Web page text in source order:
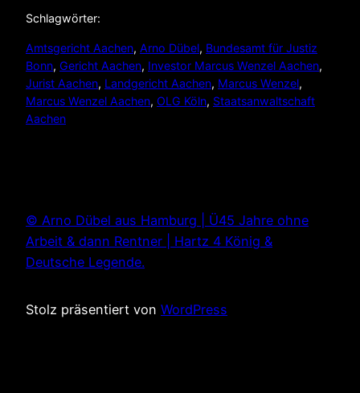
Schlagwörter:
Amtsgericht Aachen, Arno Dübel, Bundesamt für Justiz
Bonn, Gericht Aachen, Investor Marcus Wenzel Aachen
Jurist Aachen, Landgericht Aachen, Marcus Wenzel
Marcus Wenzel Aachen, OLG Köln, Staatsanwaltschaft
Aachen
© Arno Dübel aus Hamburg | Ü45 Jahre ohne
Arbeit & dann Rentner | Hartz 4 König &
Deutsche Legende.
Stolz präsentiert von WordPress